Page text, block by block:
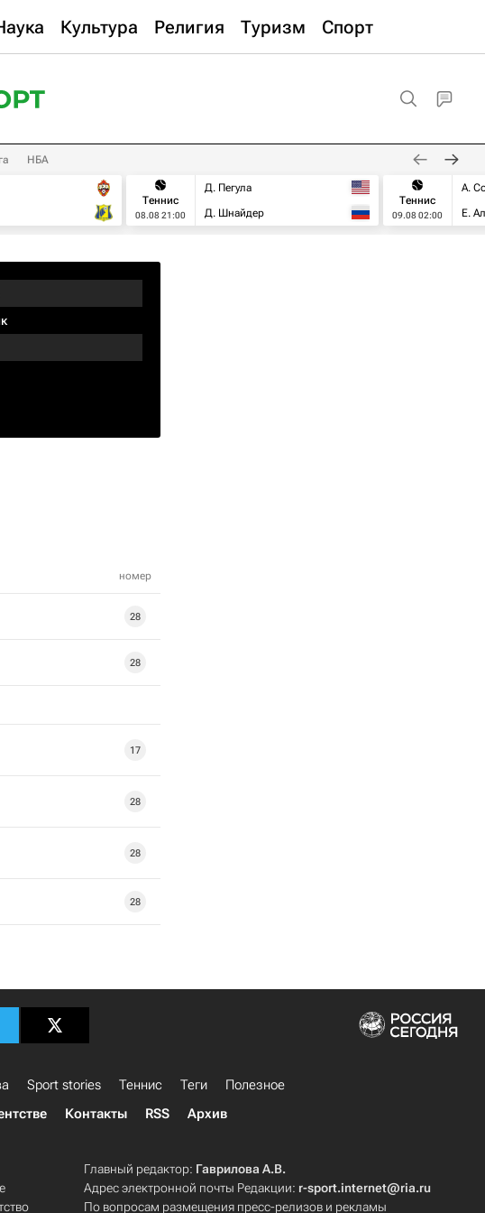
Культура Религия Туризм Спорт
НБА
Теннис
08.08 21:00
Д. Пегула
Д. Шнайдер
Теннис
09.08 02:00
А.
Е.
номер
28
28
17
28
28
28
Sport stories Теннис Теги
Полезное
Контакты RSS Архив
Главный редактор: Гаврилова А.В.
Адрес электронной почты Редакции: r-sport.internet@ria.ru
По вопросам размещения пресс-релизов и рекламы